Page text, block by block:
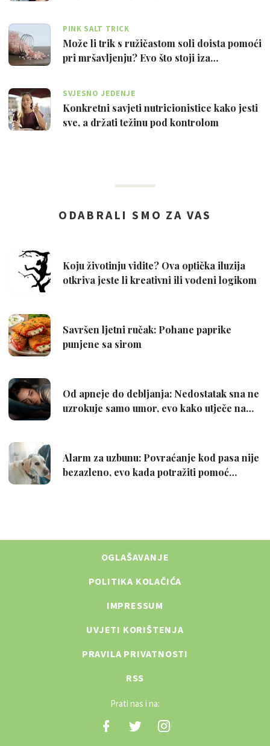
PINK SALT TRICK
Može li trik s ružičastom soli doista pomoći
pri mršavljenju? Evo što stoji iza…
SVJESNO JEDENJE
Konkretni savjeti nutricionistice kako jesti
sve, a držati težinu pod kontrolom
OGLAŠAVANJE
POLITIKA KOLAČIĆA
IMPRESSUM
UVJETI KORIŠTENJA
PRAVILA PRIVATNOSTI
RSS
Prati nas i na: